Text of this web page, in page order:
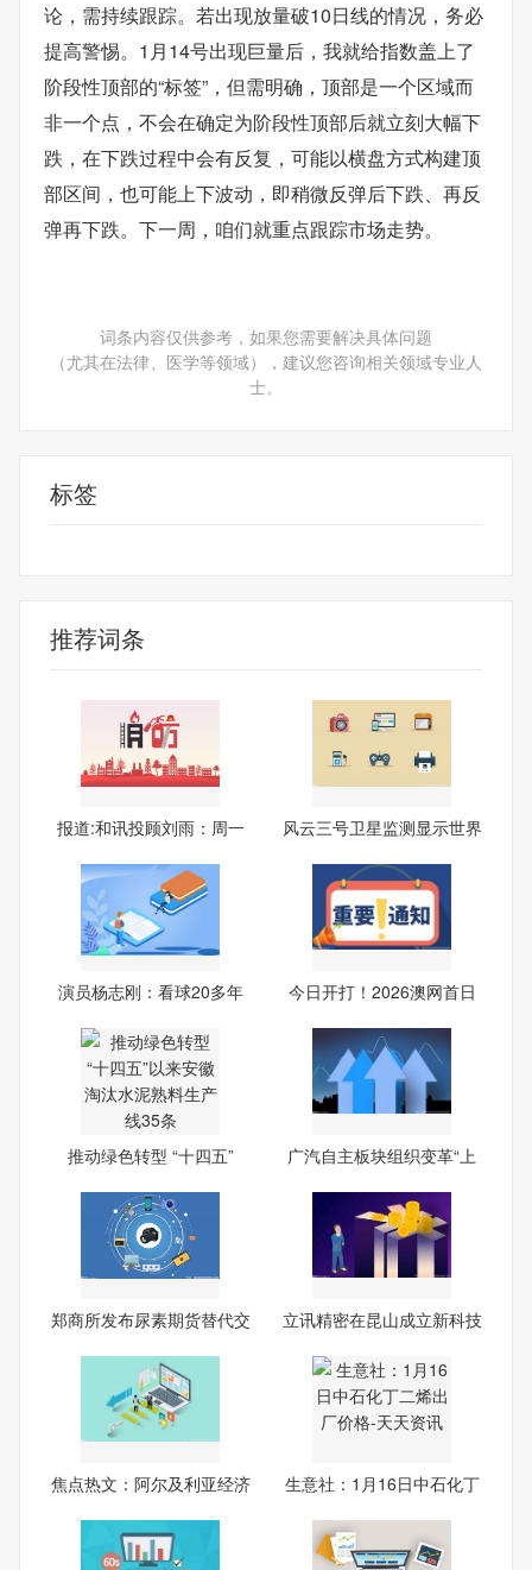
论，需持续跟踪。若出现放量破10日线的情况，务必
提高警惕。1月14号出现巨量后，我就给指数盖上了
阶段性顶部的“标签”，但需明确，顶部是一个区域而
非一个点，不会在确定为阶段性顶部后就立刻大幅下
跌，在下跌过程中会有反复，可能以横盘方式构建顶
部区间，也可能上下波动，即稍微反弹后下跌、再反
弹再下跌。下一周，咱们就重点跟踪市场走势。
词条内容仅供参考，如果您需要解决具体问题
（尤其在法律、医学等领域），建议您咨询相关领域专业人
士。
标签
推荐词条
报道:和讯投顾刘雨：周一
风云三号卫星监测显示世界
演员杨志刚：看球20多年
今日开打！2026澳网首日
推动绿色转型 “十四五”
广汽自主板块组织变革“上
郑商所发布尿素期货替代交
立讯精密在昆山成立新科技
焦点热文：阿尔及利亚经济
生意社：1月16日中石化丁